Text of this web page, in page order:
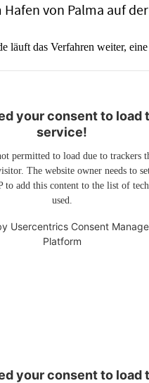
Hafen von Palma auf
läuft das Verfahren weiter, eine
your consent to load
service!
permitted to load due to trackers
The website owner needs to
to add this content to the list of
used.
Usercentrics Consent
Platform
your consent to load